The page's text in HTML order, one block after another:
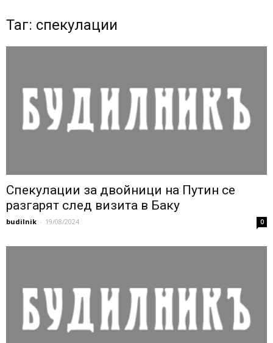
Таг: спекулации
Спекулации за двойници на Путин се
разгарят след визита в Баку
budilnik - 19/08/2024 0